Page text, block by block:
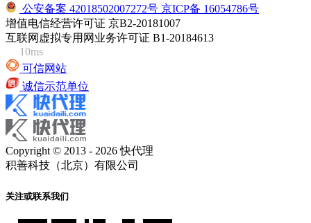
公安备案 42018502007272号 京ICP备 16054786号
增值电信经营许可证 京B2-20181007
互联网虚拟专用网业务许可证 B1-20184613
10ms
可信网站
诚信示范单位
Copyright © 2013 - 2026 快代理
积善科技（北京）有限公司
关注或联系我们